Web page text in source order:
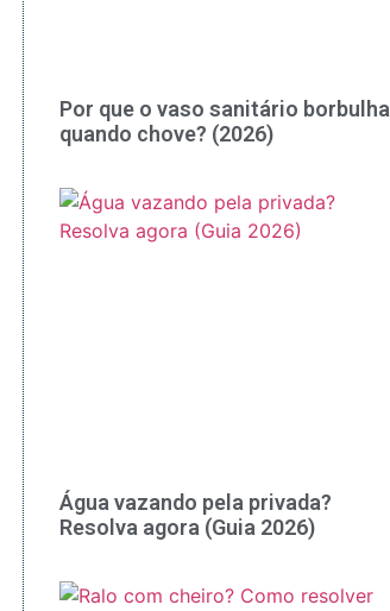
Por que o vaso sanitário borbulha
quando chove? (2026)
Água vazando pela privada?
Resolva agora (Guia 2026)